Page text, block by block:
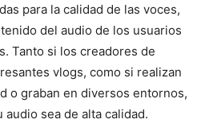
para la calidad de las voces,
del audio de los usuarios
Tanto si los creadores de
vlogs, como si realizan
o graban en diversos entornos,
audio sea de alta calidad.